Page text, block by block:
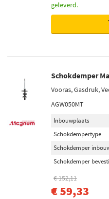
geleverd.
Schokdemper
Vooras, Gasdruk,
AGW050MT
Inbouwplaats
Schokdempertype
Schokdemper
Schokdemper
€ 152,11
€ 59,33